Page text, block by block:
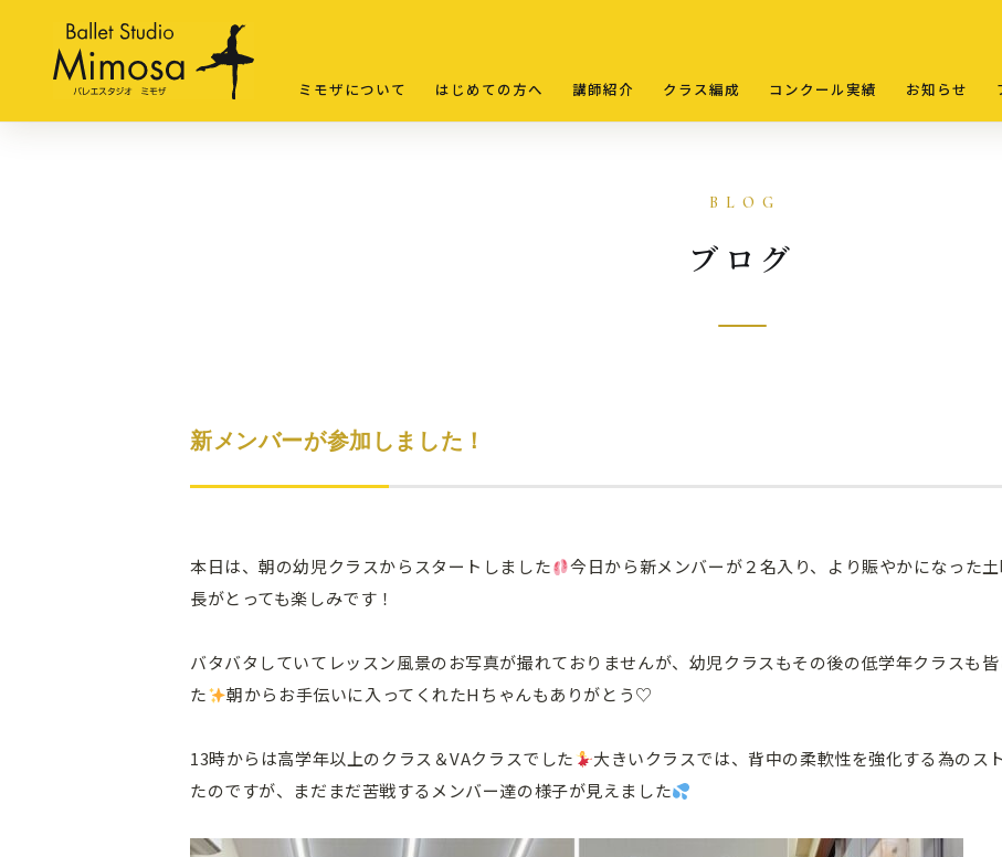
ミモザについて はじめての方へ 講師紹介 クラス編成 コンクール実績 お知らせ
ブログ
新メンバーが参加しました！
本日は、朝の幼児クラスからスタートしました 今日から新メンバーが２名入り、より賑やかになった
長がとっても楽しみです！
バタバタしていてレッスン風景のお写真が撮れておりませんが、幼児クラスもその後の低学年クラスも
た
朝からお手伝いに入ってくれたHちゃんもありがとう♡
13時からは高学年以上のクラス＆VAクラスでした
大きいクラスでは、背中の柔軟性を強化する為のス
たのですが、まだまだ苦戦するメンバー達の様子が見えました